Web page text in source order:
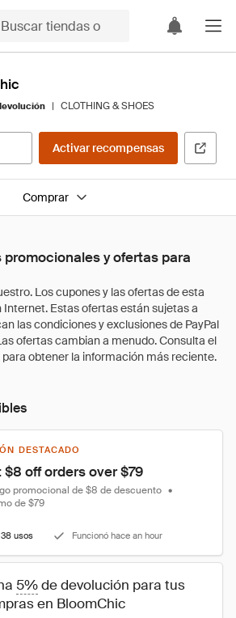
| CLOTHING & SHOES
Activar recompensas
Comprar
y ofertas para
DESTACADO
$8 off orders over $79
promocional de $8 de descuento •
de $79
usos Funcionó hace an hour
5% de devolución para tus
en BloomChic